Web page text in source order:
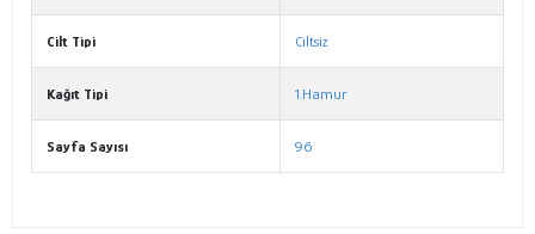
Cilt Tipi Ciltsiz
Kağıt Tipi 1.Hamur
Sayfa Sayısı 96